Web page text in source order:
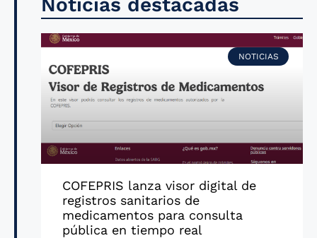
NOTICIAS
COFEPRIS lanza visor digital de
registros sanitarios de
medicamentos para consulta
pública en tiempo real